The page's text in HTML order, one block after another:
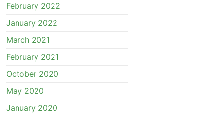
February 2022
January 2022
March 2021
February 2021
October 2020
May 2020
January 2020